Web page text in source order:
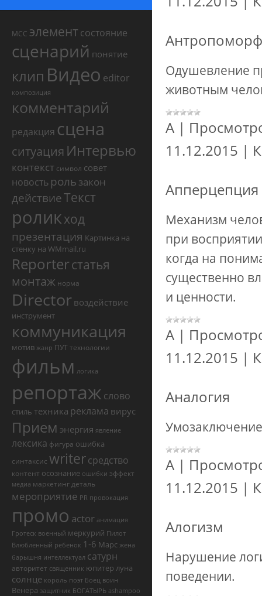
МСС элемент состояние
сценарий понятие
клип Видео editor
композиция
комментарий
редакция сцена
ситуация Интервью
контекст символ совет
новость роль закон
действиеТекст
роликход
презентация Картинка на
стенку на WMmail.ru
Reporterстатья
монтаж норма
Director воздействие
инструмент
коммуникация
мотив жанр ПУТ технологии
фильм логика
репортаж слово
стиль техника реклама вирус
Прием энергия явление
лексика фигура ошибка
синтаксис writerсредство
контент осознание ошибки эффект
медиа маркетингдеталь
мероприятие PR провокация
промо actor анимация
Гротеск военный меркурий Пилот
Влюбленный ребенок 1-6 Марс жена
барышня интеллектуал сатурн
авторитет священник юпитер луна
солнце король поэт Боец воин
Венера защитник БОГАТЫРЬ ashampoo
Одушевление
животным
А |
11.12.2015 |
Апперцепция
Механизм
при
когда на
существенно
и ценности.
А |
11.12.2015 |
Аналогия
А |
11.12.2015 |
Алогизм
Нарушение
поведении.